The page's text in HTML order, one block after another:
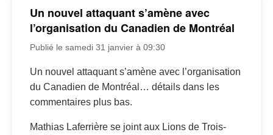
Un nouvel attaquant s’amène avec
l’organisation du Canadien de Montréal
Publié le samedi 31 janvier à 09:30
Un nouvel attaquant s’amène avec l’organisation
du Canadien de Montréal… détails dans les
commentaires plus bas.
Mathias Laferrière se joint aux Lions de Trois-